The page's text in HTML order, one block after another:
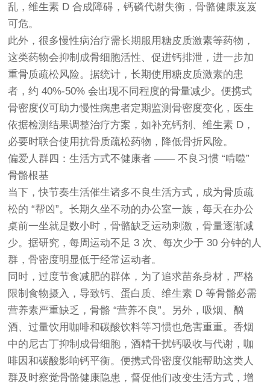
乱，维生素 D 合成障碍，钙磷代谢失衡，骨骼健康岌岌
可危。
此外，很多慢性病治疗需长期服用糖皮质激素等药物，
这类药物会抑制成骨细胞活性、促进钙排泄，进一步加
重骨质疏松风险。据统计，长期使用糖皮质激素的患
者，约 40%-50% 会出现不同程度的骨量减少。便携式
骨密度仪可助力慢性病患者定期监测骨密度变化，医生
依据检测结果调整治疗方案，如补充钙剂、维生素 D，
必要时联合使用抗骨质疏松药物，降低骨折风险。
偏爱人群四：生活方式不健康者 —— 不良习惯 “啃噬”
骨骼根基
当下，快节奏生活催生诸多不良生活方式，成为骨质疏
松的 “帮凶”。长期久坐不动的办公室一族，每天在办公
桌前一坐就是数小时，骨骼缺乏运动刺激，骨量逐渐减
少。据研究，每周运动不足 3 次、每次少于 30 分钟的人
群，骨密度明显低于经常运动者。
同时，过度节食减肥的群体，为了追求苗条身材，严格
限制食物摄入，导致钙、蛋白质、维生素 D 等骨骼必需
营养素严重缺乏，骨骼 “营养不良”。另外，吸烟、酗
酒、过量饮用咖啡和碳酸饮料等习惯也危害重重。香烟
中的尼古丁抑制成骨细胞，酒精干扰钙吸收与代谢，咖
啡因和碳酸影响钙平衡。便携式骨密度仪能帮助这类人
群及时察觉骨骼健康隐患，督促他们改变生活方式，增